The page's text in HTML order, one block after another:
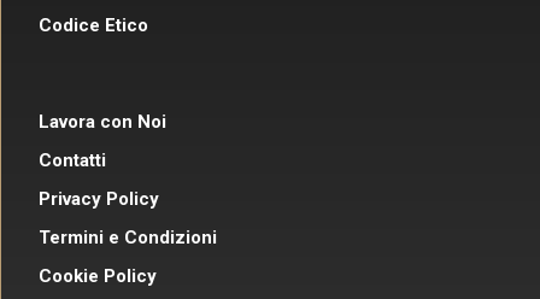
Codice Etico
Lavora con Noi
Contatti
Privacy Policy
Termini e Condizioni
Cookie Policy